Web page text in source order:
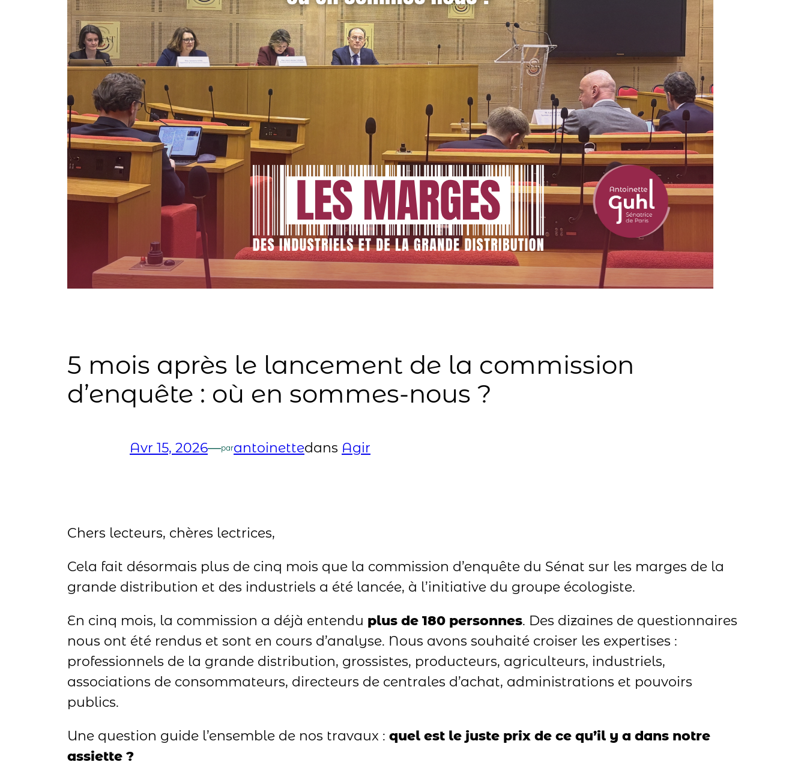
5 mois après le lancement de la commission
d’enquête : où en sommes-nous ?
Avr 15, 2026—parantoinettedans Agir
Chers lecteurs, chères lectrices,
Cela fait désormais plus de cinq mois que la commission d’enquête du Sénat sur les marges de la
grande distribution et des industriels a été lancée, à l’initiative du groupe écologiste.
En cinq mois, la commission a déjà entendu plus de 180 personnes. Des dizaines de questionnaires
nous ont été rendus et sont en cours d’analyse. Nous avons souhaité croiser les expertises :
professionnels de la grande distribution, grossistes, producteurs, agriculteurs, industriels,
associations de consommateurs, directeurs de centrales d’achat, administrations et pouvoirs
publics.
Une question guide l’ensemble de nos travaux : quel est le juste prix de ce qu’il y a dans notre
assiette ?